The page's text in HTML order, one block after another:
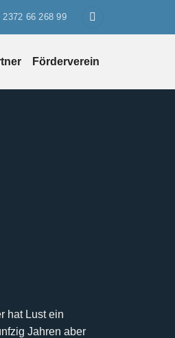
2372 66 268 99
Förderverein
hat Lust ein
Jahren aber